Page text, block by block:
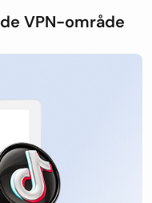
VPN-område